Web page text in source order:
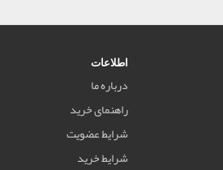
اطلاعات
درباره ما
راهنمای خرید
شرایط عضویت
شرایط خرید